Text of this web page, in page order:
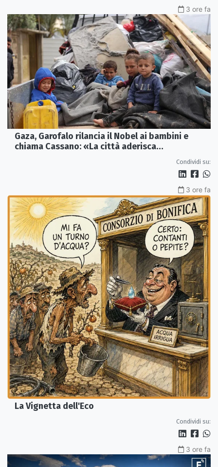
3 ore fa
Gaza, Garofalo rilancia il Nobel ai bambini e
chiama Cassano: «La città aderisca
Condividi su:
3 ore fa
La Vignetta dell'Eco
Condividi su:
3 ore fa